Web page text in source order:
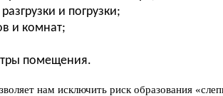
и погрузки;
и комнат;
помещения.
нам исключить риск образования